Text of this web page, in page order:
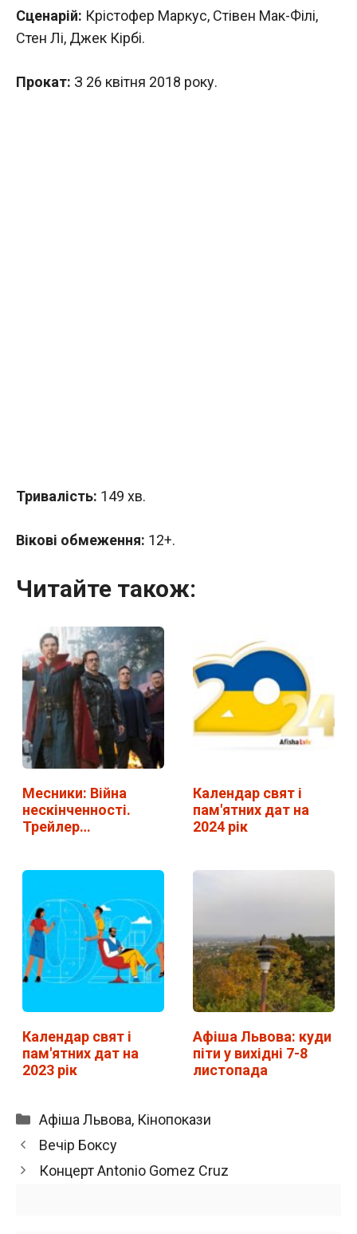
Сценарій: Крістофер Маркус, Стівен Мак-Філі,
Стен Лі, Джек Кірбі.
Прокат: З 26 квітня 2018 року.
Тривалість: 149 хв.
Вікові обмеження: 12+.
Читайте також:
Месники: Війна
нескінченності.
Трейлер
Календар свят і
пам'ятних дат на
2024 рік
Календар свят і
пам'ятних дат на
2023 рік
Афіша Львова: куди
піти у вихідні 7-8
листопада
Категорії
Афіша Львова, Кінопокази
Вечір Боксу
Концерт Antonio Gomez Cruz